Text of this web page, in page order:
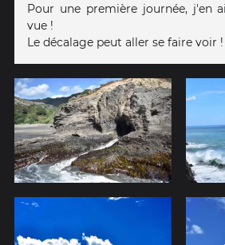
Pour une première journée, j'en
vue !
Le décalage peut aller se faire voir !